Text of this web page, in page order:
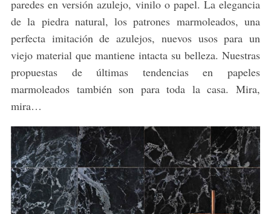
paredes en versión azulejo, vinilo o papel. La elegancia
de la piedra natural, los patrones marmoleados, una
perfecta imitación de azulejos, nuevos usos para un
viejo material que mantiene intacta su belleza. Nuestras
propuestas de últimas tendencias en papeles
marmoleados también son para toda la casa. Mira,
mira…